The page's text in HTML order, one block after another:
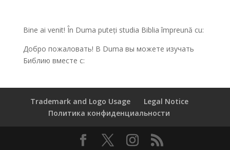
Bine ai venit! În Duma puteți studia Biblia împreună cu:
Добро пожаловать! В Duma вы можете изучать
Библию вместе с:
Trademark and Logo Usage
Legal Notice
Политика конфиденциальности